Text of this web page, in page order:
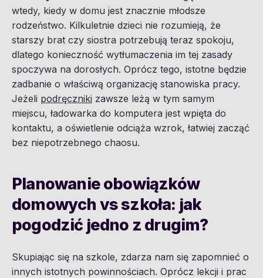
wtedy, kiedy w domu jest znacznie młodsze
rodzeństwo. Kilkuletnie dzieci nie rozumieją, że
starszy brat czy siostra potrzebują teraz spokoju,
dlatego konieczność wytłumaczenia im tej zasady
spoczywa na dorosłych. Oprócz tego, istotne będzie
zadbanie o właściwą organizację stanowiska pracy.
Jeżeli podręczniki zawsze leżą w tym samym
miejscu, ładowarka do komputera jest wpięta do
kontaktu, a oświetlenie odciąża wzrok, łatwiej zacząć
bez niepotrzebnego chaosu.
Planowanie obowiązków
domowych vs szkoła: jak
pogodzić jedno z drugim?
Skupiając się na szkole, zdarza nam się zapomnieć o
innych istotnych powinnościach. Oprócz lekcji i prac